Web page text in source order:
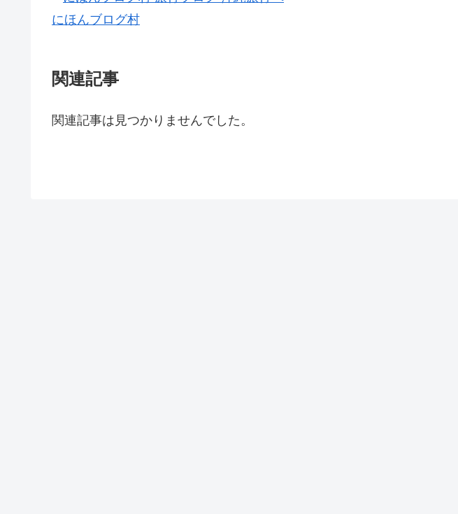
にほんブログ村
関連記事
関連記事は見つかりませんでした。